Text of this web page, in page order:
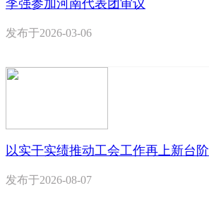
李强参加河南代表团审议
发布于2026-03-06
以实干实绩推动工会工作再上新台阶
发布于2026-08-07